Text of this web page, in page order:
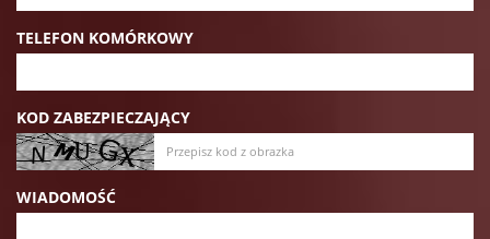
TELEFON KOMÓRKOWY
KOD ZABEZPIECZAJĄCY
WIADOMOŚĆ